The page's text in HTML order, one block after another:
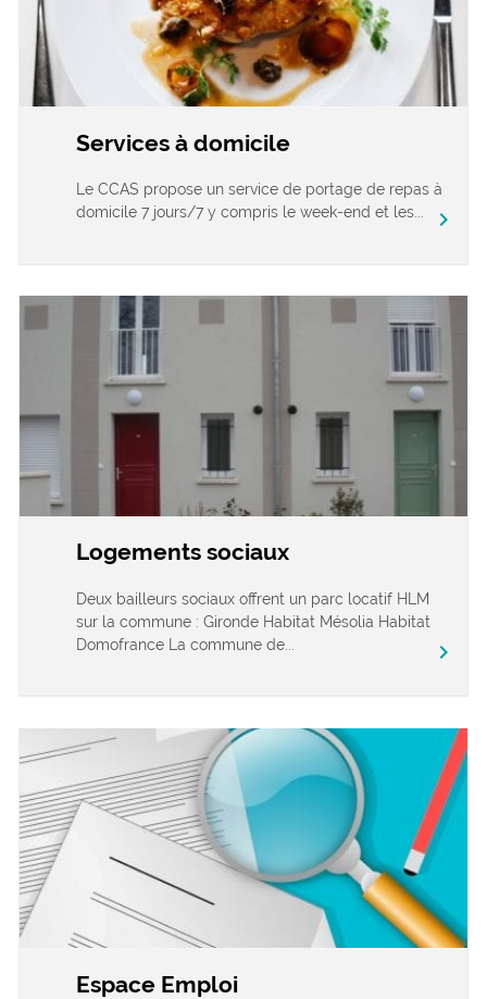
Services à domicile
Le CCAS propose un service de portage de repas à
domicile 7 jours/7 y compris le week-end et les...
chevron_right
Logements sociaux
Deux bailleurs sociaux offrent un parc locatif HLM
sur la commune : Gironde Habitat Mésolia Habitat
Domofrance La commune de...
chevron_right
Espace Emploi